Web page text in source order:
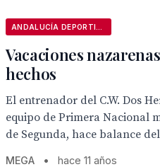
Vacaciones
hechos
El entrenador del C.W. Dos
equipo de Primera Nacional
de Segunda, hace balance
MEGA • hace 11 años